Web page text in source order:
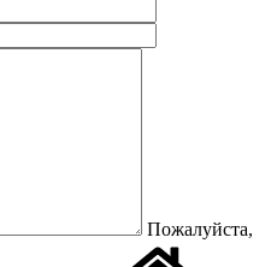
Пожалуйста,